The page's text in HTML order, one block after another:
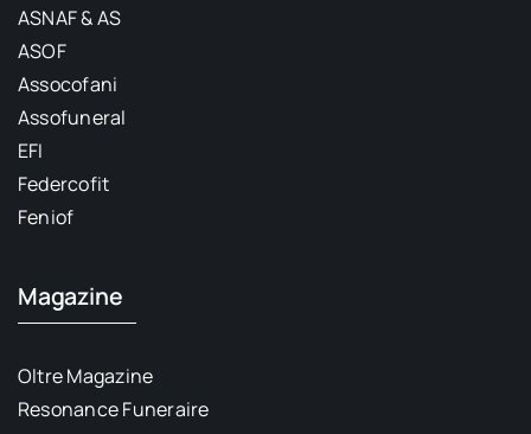
ASNAF & AS
ASOF
Assocofani
Assofuneral
EFI
Federcofit
Feniof
Magazine
Oltre Magazine
Resonance Funeraire